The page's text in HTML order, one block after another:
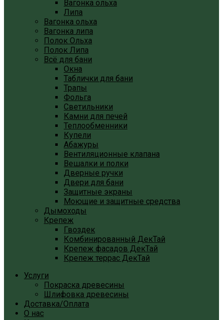
Вагонка ольха
Липа
Вагонка ольха
Вагонка липа
Полок Ольха
Полок Липа
Всё для бани
Окна
Таблички для бани
Трапы
Фольга
Светильники
Камни для печей
Теплообменники
Купели
Абажуры
Вентиляционные клапана
Вешалки и полки
Дверные ручки
Двери для бани
Защитные экраны
Моющие и защитные средства
Дымоходы
Крепеж
Гвоздек
Комбинированный ДекТай
Крепеж фасадов ДекТай
Крепеж террас ДекТай
Услуги
Покраска древесины
Шлифовка древесины
Доставка/Оплата
О нас